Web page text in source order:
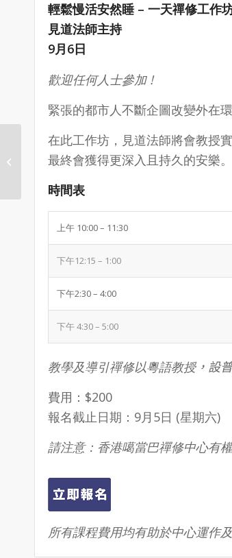
輕鬆慢活安然睡 – 一天禪修工作
見道法師主持
9月6日
歡迎任何人士參加 !
緊張的都市人不斷企圖改變外在
在此工作坊，見道法師將會教授
最終會獲得更深入且持久的安樂。
時間表
上午 10:00 – 11:30
下午12:15 – 1:00
下午2:30 – 4:00
下午 4:30 – 5:00
教學及導引禪修以粵語教授， 設
費用：$200
報名截止日期：9月5日 (星期六)
請注意：香港噶當巴禪修中心有
所有課程費用均有助於中心運作
《大樂速道》練習釋義